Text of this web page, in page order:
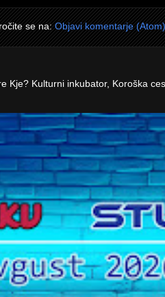
se na:Objavi komentarje (Atom)
Kje? Kulturni inkubator, Koroška